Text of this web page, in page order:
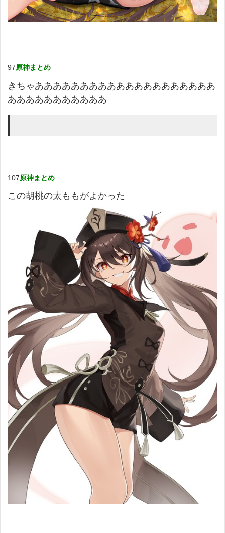
97原神まとめ
きちゃああああああああああああああああああああ
あああああああああああ
107原神まとめ
この胡桃の太ももがよかった